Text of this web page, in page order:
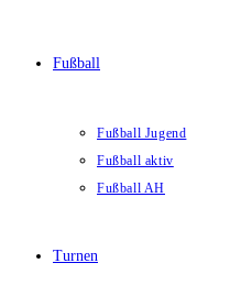
Fußball
Fußball Jugend
Fußball aktiv
Fußball AH
Turnen